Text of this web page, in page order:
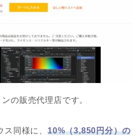
の販売代理店です。
同様に、 10%（3,850円分）の